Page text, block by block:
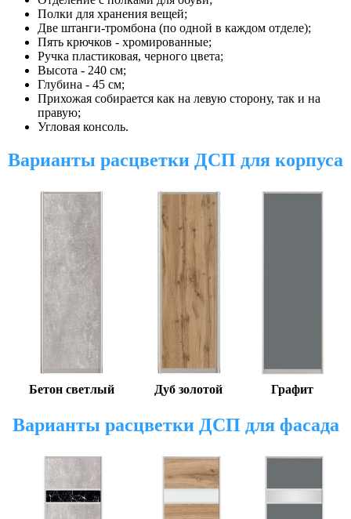
Полки для хранения вещей;
Две штанги-тромбона (по одной в каждом отделе);
Пять крючков - хромированные;
Ручка пластиковая, черного цвета;
Высота - 240 см;
Глубина - 45 см;
Прихожая собирается как на левую сторону, так и на
правую;
Угловая консоль.
Варианты расцветки ДСП для корпуса
Бетон светлый Дуб золотой Графит
Варианты расцветки ДСП для фасада